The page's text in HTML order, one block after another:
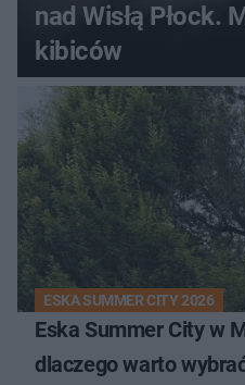
nad Wisłą Płock.
kibiców
ESKA SUMMER CITY 2026
Eska Summer City w
dlaczego warto